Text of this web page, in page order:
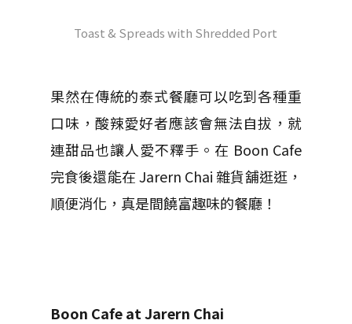
Toast & Spreads with Shredded Port
果然在傳統的泰式餐廳可以吃到各種重
口味，酸辣愛好者應該會無法自拔，就
連甜品也讓人愛不釋手。在 Boon Cafe
完食後還能在 Jarern Chai 雜貨舖逛逛，
順便消化，真是間饒富趣味的餐廳！
Boon Cafe at Jarern Chai